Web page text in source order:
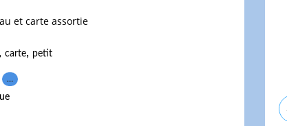
et carte assortie
, carte, petit
…